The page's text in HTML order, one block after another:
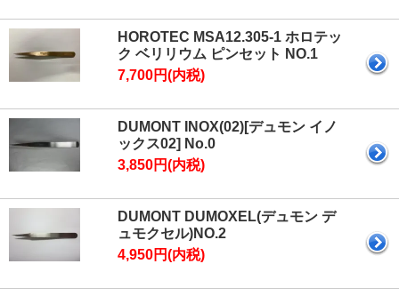
HOROTEC MSA12.305-1 ホロテッ
ク ベリリウム ピンセット NO.1
7,700円(内税)
DUMONT INOX(02)[デュモン イノ
ックス02] No.0
3,850円(内税)
DUMONT DUMOXEL(デュモン デ
ュモクセル)NO.2
4,950円(内税)